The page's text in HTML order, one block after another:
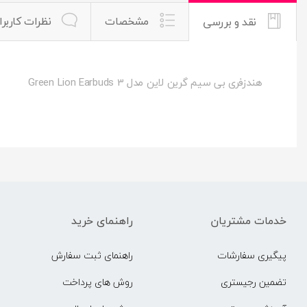
نقد و بررسی مشخصات نظرات
هندزفری بی سیم گرین لاین مدل Green Lion Earbuds 3
خدمات مشتریان
پیگیری سفارشات
تضمین رجیستری
راهنمای خرید
راهنمای ثبت سفارش
روش های پرداخت